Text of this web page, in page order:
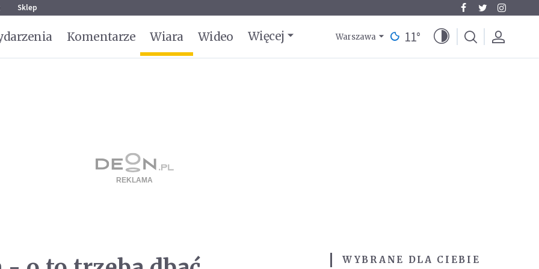
Sklep
Komentarze Wiara Wideo Więcej Warszawa 11°
WYBRANE DLA CIEBIE